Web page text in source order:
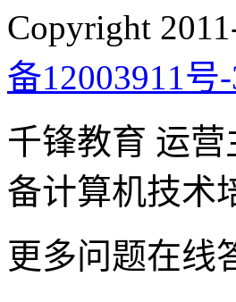
Copyright
备12003911号
千锋教育 运
备计算机技术
更多问题在线